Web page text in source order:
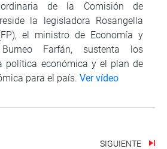
de la Comisión de
la legisladora Rosangella
el ministro de Economía y
Farfán, sustenta los
política económica y el plan de
para el país. Ver vídeo
SIGUIENTE